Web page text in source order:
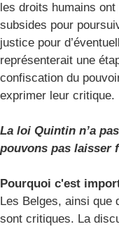
les droits humains
subsides pour
justice pour
représenterait une
confiscation du
exprimer leur critique.
La loi Quintin n’a
pouvons pas laisser
Pourquoi c'est
Les Belges, ainsi que
sont critiques. La